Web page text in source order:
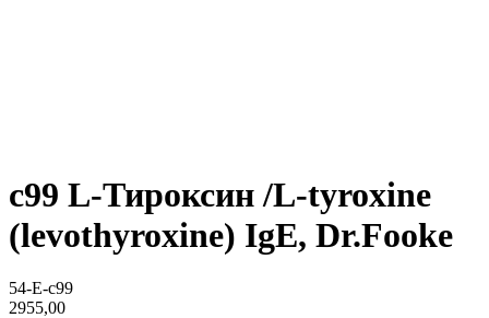
c99 L-Тироксин /L-tyroxine
(levothyroxine) IgE, Dr.Fooke
54-E-c99
2955,00